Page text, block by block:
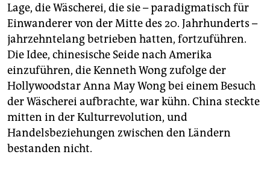
Lage, die Wäscherei, die sie – paradigmatisch für
Einwanderer von der Mitte des 20. Jahrhunderts –
jahrzehntelang betrieben hatten, fortzuführen.
Die Idee, chinesische Seide nach Amerika
einzuführen, die Kenneth Wong zufolge der
Hollywoodstar Anna May Wong bei einem Besuch
der Wäscherei aufbrachte, war kühn. China steckte
mitten in der Kulturrevolution, und
Handelsbeziehungen zwischen den Ländern
bestanden nicht.